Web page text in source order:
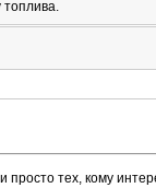
просто тех, кому